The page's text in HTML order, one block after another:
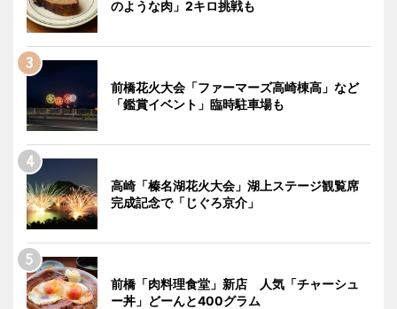
のような肉」2キロ挑戦も
前橋花火大会「ファーマーズ高崎棟高」など
「鑑賞イベント」臨時駐車場も
高崎「榛名湖花火大会」湖上ステージ観覧席
完成記念で「じぐろ京介」
前橋「肉料理食堂」新店 人気「チャーシュ
ー丼」どーんと400グラム